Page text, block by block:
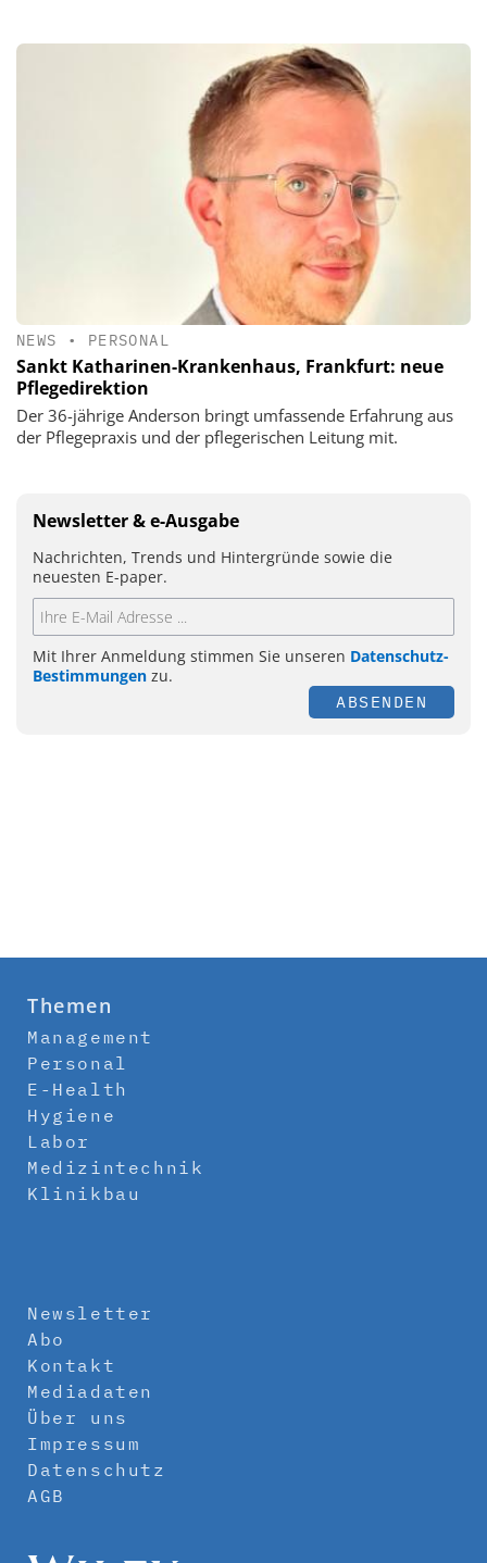
NEWS • PERSONAL
Sankt Katharinen-Krankenhaus, Frankfurt: neue
Pflegedirektion
Der 36-jährige Anderson bringt umfassende Erfahrung aus
der Pflegepraxis und der pflegerischen Leitung mit.
Newsletter & e-Ausgabe
Nachrichten, Trends und Hintergründe sowie die
neuesten E-paper.
Mit Ihrer Anmeldung stimmen Sie unseren Datenschutz-
Bestimmungen zu.
ABSENDEN
Themen
Management
Personal
E-Health
Hygiene
Labor
Medizintechnik
Klinikbau
Newsletter
Abo
Kontakt
Mediadaten
Über uns
Impressum
Datenschutz
AGB